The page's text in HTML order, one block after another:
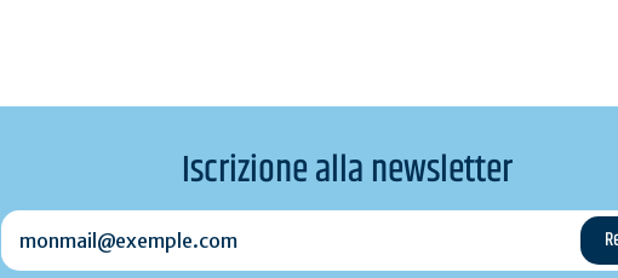
Iscrizione alla newsletter
monmail@exemple.com